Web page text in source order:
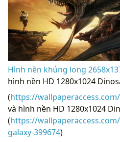
Hình nền khủng long
hình nền HD 1280x1024
(https://
và hình nền HD 1280x1024
(https://
galaxy-399674)